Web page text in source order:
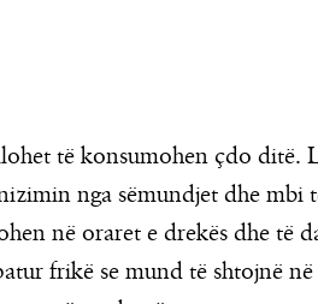
të konsumohen çdo ditë.
nga sëmundjet dhe mbi
në oraret e drekës dhe të
frikë se mund të shtojnë në